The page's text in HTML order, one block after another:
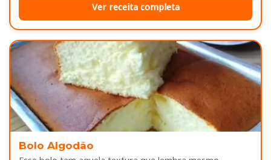
Ver receita completa
Bolo Algodão